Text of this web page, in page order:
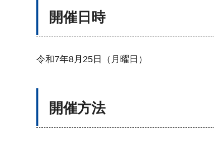
開催日時
令和7年8月25日（月曜日）
開催方法